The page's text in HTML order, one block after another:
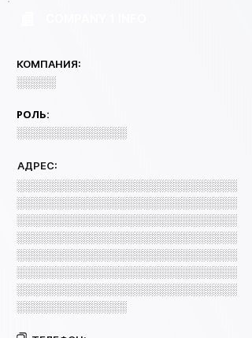
КОМПАНИЯ:
░░░░░
РОЛЬ:
░░░░░░░░░░░░░░
АДРЕС:
░░░░░░░░░░░░░░░░░░░░░░░░░░░░
░░░░░░░░░░░░░░░░░░░░░░░░░░░░
░░░░░░░░░░░░░░░░░░░░░░░░░░░░
░░░░░░░░░░░░░░░░░░░░░░░░░░░░
░░░░░░░░░░░░░░░░░░░░░░░░░░░░
░░░░░░░░░░░░░░░░░░░░░░░░░░░░
░░░░░░░░░░░░░░░░░░░░░░░░░░░░
░░░░░░░░░░░░░░